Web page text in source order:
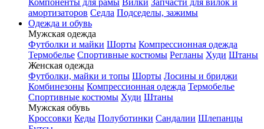
Компоненты для рамы Вилки Запчасти для вилок и
амортизаторов Седла Подседелы, зажимы
Одежда и обувь
Мужская одежда
Футболки и майки Шорты Компрессионная одежда
Термобелье Спортивные костюмы Регланы Худи Штаны
Женская одежда
Футболки, майки и топы Шорты Лосины и бриджи
Комбинезоны Компрессионная одежда Термобелье
Спортивные костюмы Худи Штаны
Мужская обувь
Кроссовки Кеды Полуботинки Сандалии Шлепанцы